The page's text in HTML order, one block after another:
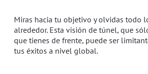
Miras hacia tu objetivo y olvidas todo
alrededor. Esta visión de túnel, que
que tienes de frente, puede ser
tus éxitos a nivel global.